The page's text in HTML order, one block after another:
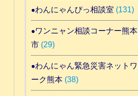
わんにゃんぴっ相談室 (131)
ワンニャン相談コーナー熊本
市(29)
わんにゃん緊急災害ネットワ
ーク熊本(38)